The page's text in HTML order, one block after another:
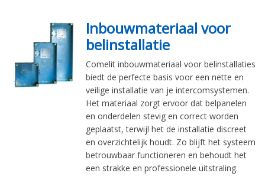
Inbouwmateriaal voor
belinstallatie
Comelit inbouwmateriaal voor belinstallaties
biedt de perfecte basis voor een nette en
veilige installatie van je intercomsystemen.
Het materiaal zorgt ervoor dat belpanelen
en onderdelen stevig en correct worden
geplaatst, terwijl het de installatie discreet
en overzichtelijk houdt. Zo blijft het systeem
betrouwbaar functioneren en behoudt het
een strakke en professionele uitstraling.